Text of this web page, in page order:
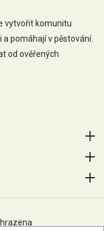
vytvořit komunitu
pomáhají v pěstování.
od ověřených